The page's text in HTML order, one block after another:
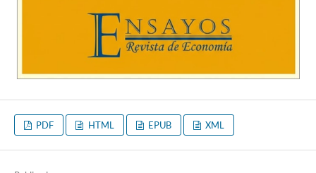
PDF HTML EPUB XML